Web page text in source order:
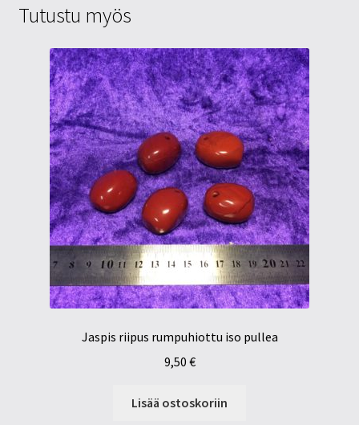
Tutustu myös
Jaspis riipus rumpuhiottu iso pullea
9,50 €
Lisää ostoskoriin